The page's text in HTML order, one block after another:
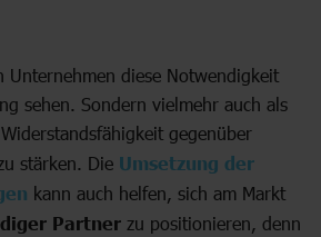
Unternehmen diese Notwendigkeit
sehen. Sondern vielmehr auch als
gegenüber
stärken. Die Umsetzung der
kann auch helfen, sich am Markt
Partner zu positionieren, denn